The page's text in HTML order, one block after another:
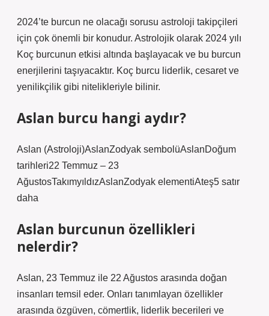
2024’te burcun ne olacağı sorusu astroloji takipçileri
için çok önemli bir konudur. Astrolojik olarak 2024 yılı
Koç burcunun etkisi altında başlayacak ve bu burcun
enerjilerini taşıyacaktır. Koç burcu liderlik, cesaret ve
yenilikçilik gibi nitelikleriyle bilinir.
Aslan burcu hangi aydır?
Aslan (Astroloji)AslanZodyak sembolüAslanDoğum
tarihleri22 Temmuz – 23
AğustosTakımyıldızAslanZodyak elementiAteş5 satır
daha
Aslan burcunun özellikleri
nelerdir?
Aslan, 23 Temmuz ile 22 Ağustos arasında doğan
insanları temsil eder. Onları tanımlayan özellikler
arasında özgüven, cömertlik, liderlik becerileri ve